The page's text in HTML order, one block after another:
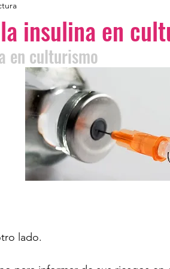
insulina en
en culturismo
lado.